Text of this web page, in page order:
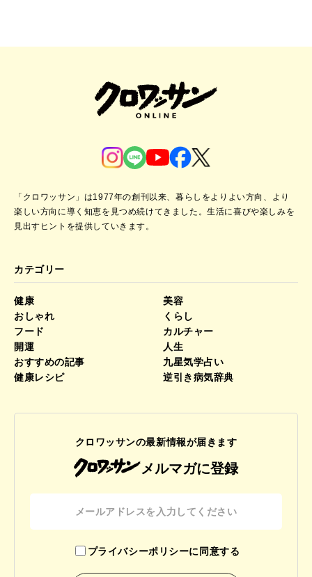
「クロワッサン」は1977年の創刊以来、暮らしをよりよい方向、より
楽しい方向に導く知恵を見つめ続けてきました。生活に喜びや楽しみを
見出すヒントを提供していきます。
カテゴリー
健康
美容
おしゃれ
くらし
フード
カルチャー
開運
人生
おすすめの記事
九星気学占い
健康レシピ
逆引き病気辞典
クロワッサンの最新情報が届きます
メルマガに登録
プライバシーポリシーに同意する